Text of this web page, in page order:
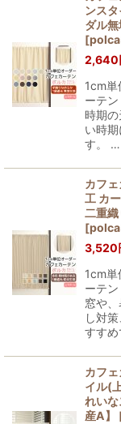
ンス
ダル
[
2,640
1cm単
ーテ
時期
い時
す。 …
カフ
工 カ
二重
[
3,520
1cm単
ーテ
窓や
し対
すす
カフ
イル(
れい
産A】